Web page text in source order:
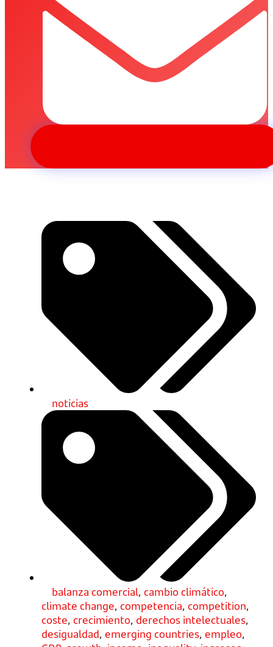
noticias
balanza comercial, cambio climático,
climate change, competencia, competition,
coste, crecimiento, derechos intelectuales,
desigualdad, emerging countries, empleo,